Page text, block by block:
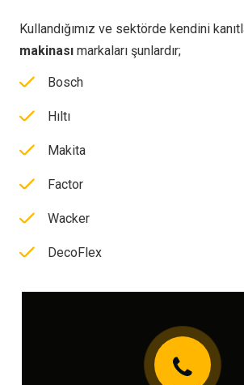
Kullandığımız ve sektörde kendini
makinası markaları şunlardır;
Bosch
Hıltı
Makita
Factor
Wacker
DecoFlex